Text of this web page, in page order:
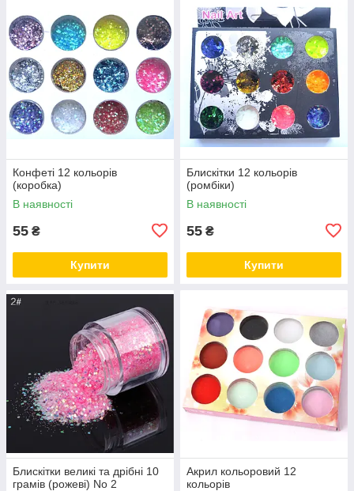
Конфеті 12 кольорів
(коробка)
В наявності
55 ₴
Купити
Блискітки 12 кольорів
(ромбіки)
В наявності
55 ₴
Купити
Блискітки великі та дрібні 10
грамів (рожеві) No 2
Акрил кольоровий 12
кольорів